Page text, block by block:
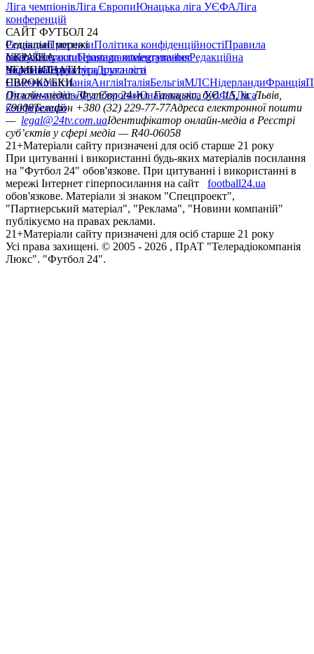
Ліга чемпіонівЛіга ЄвропиЮнацька ліга УЄФАЛіга
конференцій
САЙТ ФУТБОЛ 24
РедакціяПрогнозиПолітика конфіденційностіПравила
сайтуКонтактиПравила коментуванняРедакційна
політикаСтруктура власності
Соціальні мережі
facebookxyoutubeinstagramtelegramviber
УКРАЇНА
УкраїнаПерша лігаДруга ліга
ЧЕМПІОНАТИ
НімеччинаІспаніяАнгліяІталіяБельгіяМЛСНідерландиФранція
ЄВРОКУБКИ
Ліга чемпіонівЛіга ЄвропиЮнацька ліга УЄФАЛіга
конференцій
Онлайн-медіа «Футбол 24»пл. Галицька, буд. 15, м. Львів,
79008Телефон +380 (32) 229-77-77Адреса електронної пошти
— legal@24tv.com.uaІдентифікатор онлайн-медіа в Реєстрі
суб’єктів у сфері медіа — R40-06058
21+Матеріали сайту призначені для осіб старше 21 року
При цитуванні і використанні будь-яких матеріалів посилання
на "Футбол 24" обов'язкове. При цитуванні і використанні в
мережі Інтернет гіперпосилання на сайт
football24.ua
обов'язкове. Матеріали зі знаком "Спецпроект",
"Партнерський матеріал", "Реклама", "Новини компаній"
публікуємо на правах реклами.
21+Матеріали сайту призначені для осіб старше 21 року
Усi права захищенi. © 2005 - 2026 , ПрАТ "Телерадіокомпанія
Люкс". "Футбол 24".